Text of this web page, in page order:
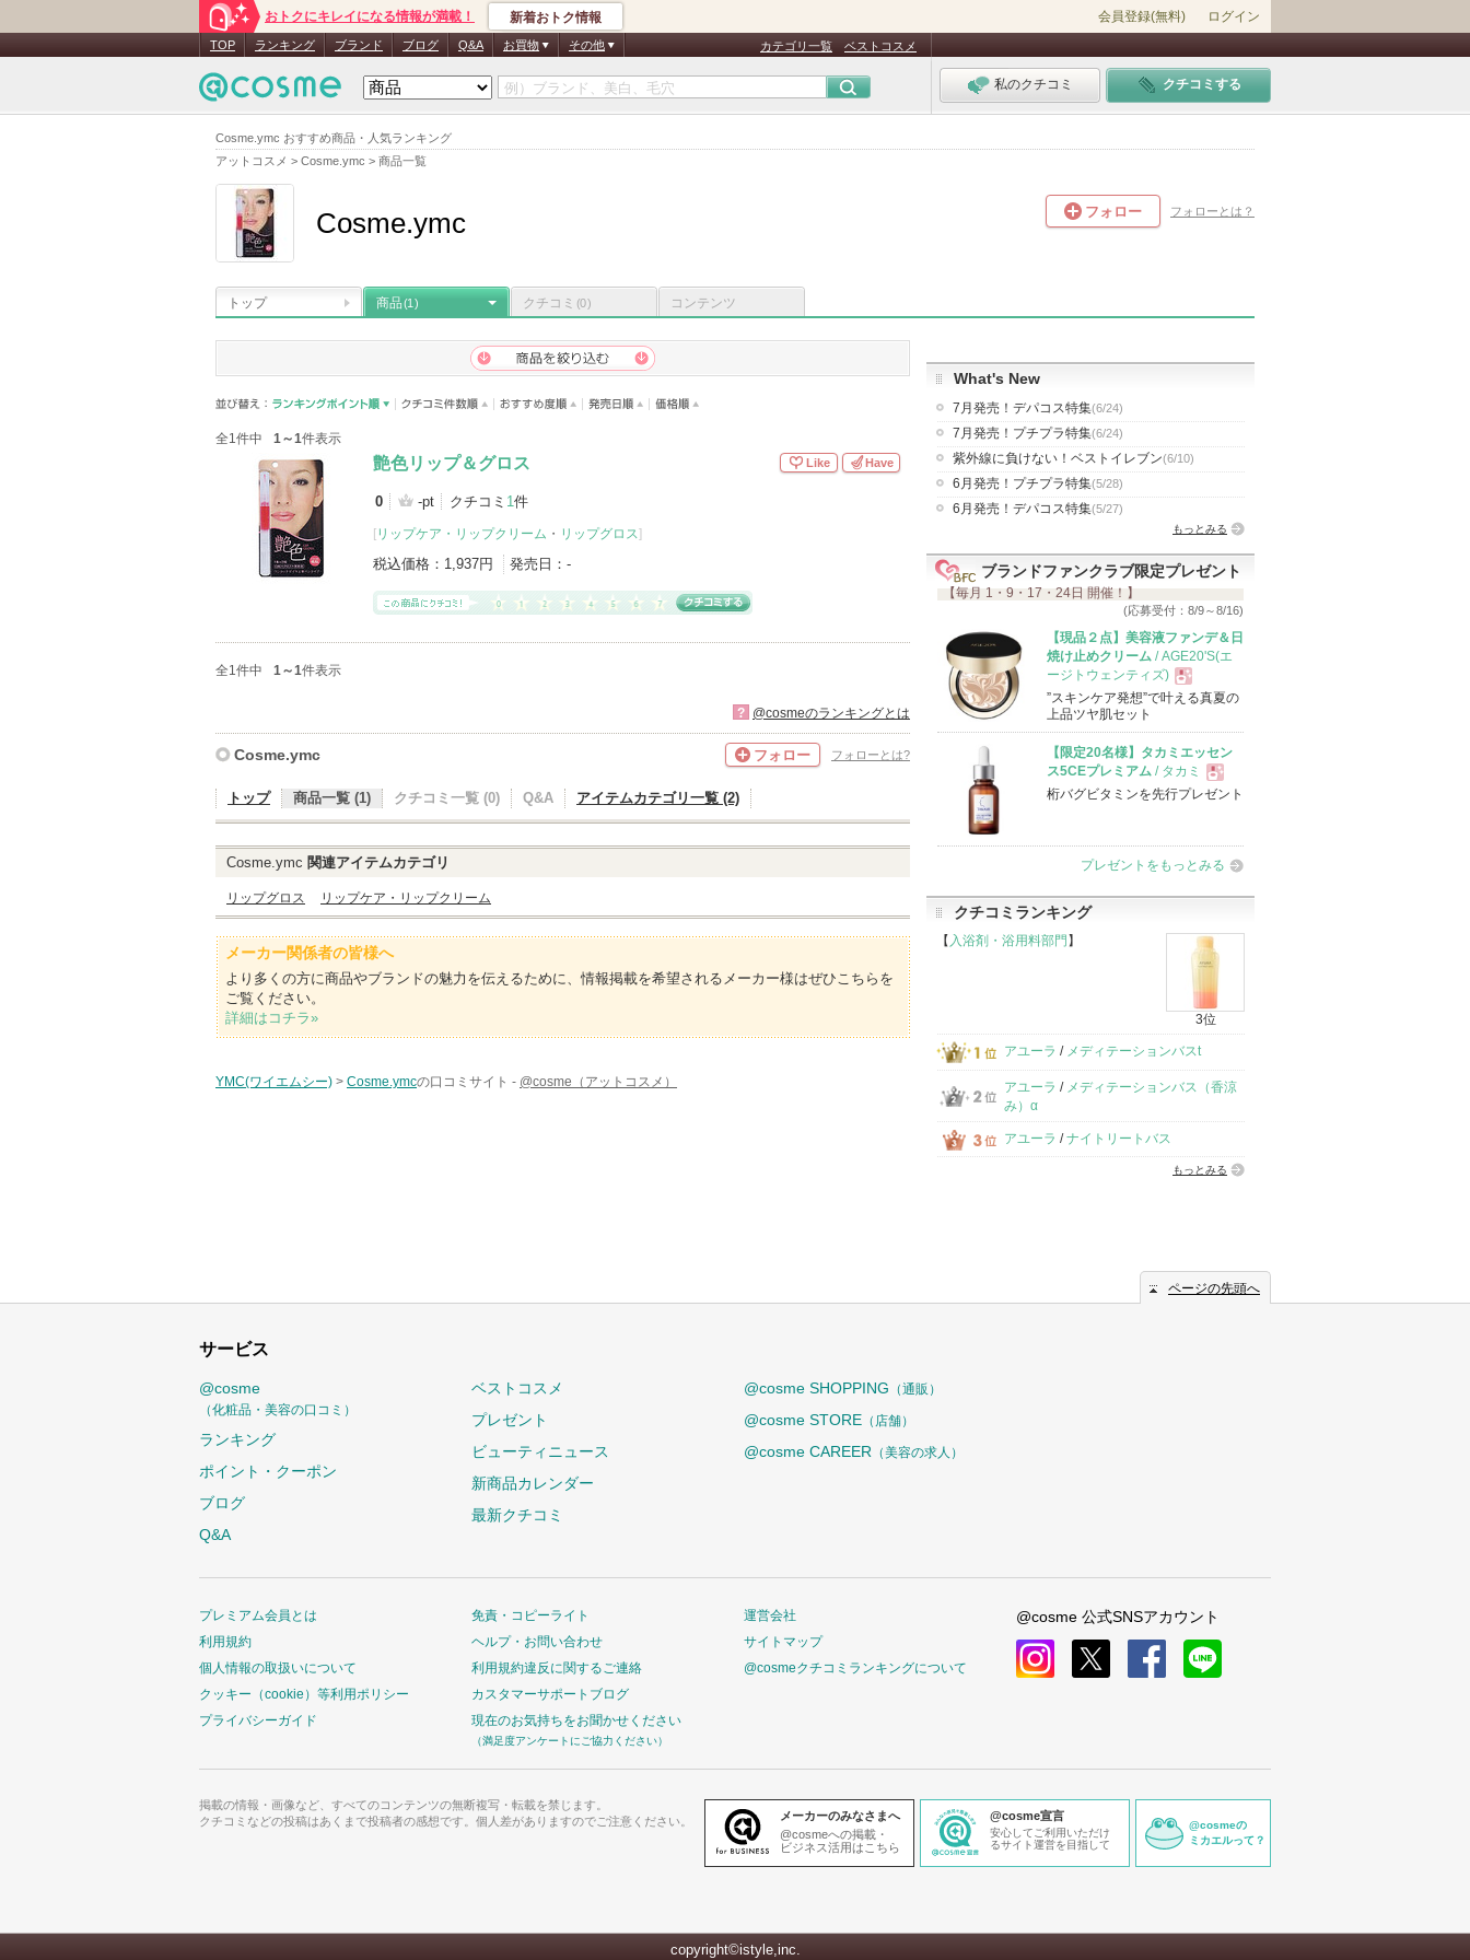
Cosme.ymc おすすめ商品・人気ランキング
アットコスメ > Cosme.ymc > 商品一覧
おトクにキレイになる情報が満載！ 新着おトク情報 会員登録(無料) ログイン
TOP ランキング ブランド ブログ Q&A お買物 その他 カテゴリ一覧 ベストコスメ
私のクチコミ クチコミする
Cosme.ymc フォロー フォローとは？
トップ 商品(1) クチコミ (0) コンテンツ
全1件中 1～1件表示
艶色リップ＆グロス
0 -pt クチコミ 1件
[ リップケア・リップクリーム ・ リップグロス]
税込価格： 1,937円 発売日： -
Like Have
全1件中 1～1件表示
? @cosmeのランキングとは
Cosme.ymc フォロー フォローとは?
トップ 商品一覧 (1) クチコミ一覧 (0) Q&A アイテムカテゴリ一覧 (2)
Cosme.ymc 関連アイテムカテゴリ
リップグロス リップケア・リップクリーム
メーカー関係者の皆様へ
より多くの方に商品やブランドの魅力を伝えるために、情報掲載を希望されるメーカー様はぜひこちらを
ご覧ください。
詳細はコチラ»
YMC(ワイエムシー) > Cosme.ymcの口コミサイト - @cosme（アットコスメ）
What's New
7月発売！デパコス特集(6/24)
7月発売！プチプラ特集(6/24)
紫外線に負けない！ベストイレブン(6/10)
6月発売！プチプラ特集(5/28)
6月発売！デパコス特集(5/27)
もっとみる
ブランドファンクラブ限定プレゼント
【毎月 1・9・17・24日 開催！】
(応募受付：8/9～8/16)
【現品２点】美容液ファンデ＆日
焼け止めクリーム / AGE20'S(エ
ージトウェンティズ)
現
品
”スキンケア発想”で叶える真夏の
上品ツヤ肌セット
【限定20名様】タカミエッセン
ス5CEプレミアム / タカミ
現
品
桁バグビタミンを先行プレゼント
プレゼントをもっとみる
クチコミランキング
【 入浴剤・浴用料部門 】
3位
アユーラ / メディテーションバスt
アユーラ / メディテーションバス（香涼
み）α
アユーラ /ナイトリートバス
もっとみる
ページの先頭へ
サービス
@cosme
（化粧品・美容の口コミ）
ランキング
ポイント・クーポン
ブログ
Q&A
ベストコスメ
プレゼント
ビューティニュース
新商品カレンダー
最新クチコミ
@cosme SHOPPING （通販）
@cosme STORE （店舗）
@cosme CAREER （美容の求人）
プレミアム会員とは
利用規約
個人情報の取扱いについて
クッキー（cookie）等利用ポリシー
プライバシーガイド
免責・コピーライト
ヘルプ・お問い合わせ
利用規約違反に関するご連絡
カスタマーサポートブログ
現在のお気持ちをお聞かせください
（満足度アンケートにご協力ください）
運営会社
サイトマップ
@cosmeクチコミランキングについて
@cosme 公式SNSアカウント
掲載の情報・画像など、すべてのコンテンツの無断複写・転載を禁じます。
クチコミなどの投稿はあくまで投稿者の感想です。個人差がありますのでご注意ください。
メーカーのみなさまへ
@cosmeへの掲載・
ビジネス活用はこちら
@cosme宣言
安心してご利用いただけ
るサイト運営を目指して
@cosmeの
ミカエルって？
copyright©istyle,inc.